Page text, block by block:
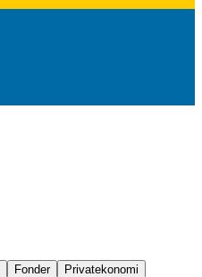
Fonder
Privatekonomi